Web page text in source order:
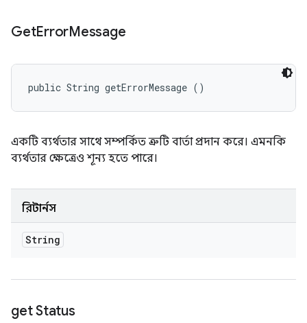
GetErrorMessage
public String getErrorMessage ()
একটি ব্যর্থতার সাথে সম্পর্কিত ত্রুটি বার্তা প্রদান করে। এমনকি
ব্যর্থতার ক্ষেত্রেও শূন্য হতে পারে।
রিটার্নস
String
get Status